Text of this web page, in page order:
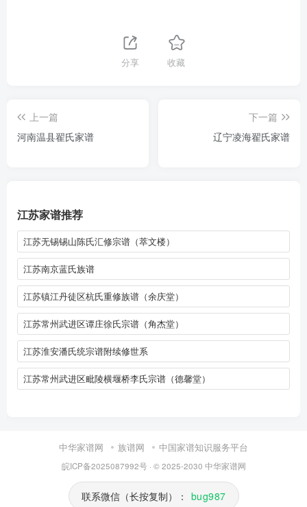
分享 收藏
上一篇
河南温县翟氏家谱
下一篇
辽宁凌海翟氏家谱
江苏家谱推荐
江苏无锡锡山陈氏汇修宗谱（萃文楼）
江苏南京蓝氏族谱
江苏镇江丹徒区杭氏重修族谱（余庆堂）
江苏常州武进区谭庄徐氏宗谱（角杰堂）
江苏淮安潘氏统宗谱附续修世系
江苏常州武进区毗陵横堰桥李氏宗谱（德馨堂）
中华家谱网 族谱网 中国家谱知识服务平台
皖ICP备2025087992号· © 2025-2030 中华家谱网
联系微信（长按复制）： bug987